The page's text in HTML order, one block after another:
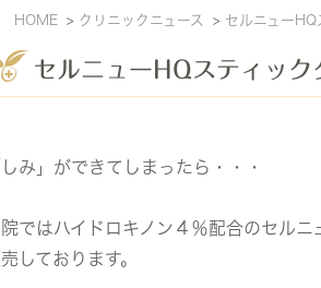
HOME クリニックニュース セルニュー
セルニューHQスティック
しみ」ができてしまったら・・・
ではハイドロキノン４％配合のセル
しております。